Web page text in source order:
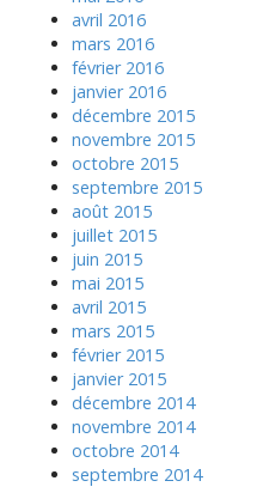
avril 2016
mars 2016
février 2016
janvier 2016
décembre 2015
novembre 2015
octobre 2015
septembre 2015
août 2015
juillet 2015
juin 2015
mai 2015
avril 2015
mars 2015
février 2015
janvier 2015
décembre 2014
novembre 2014
octobre 2014
septembre 2014